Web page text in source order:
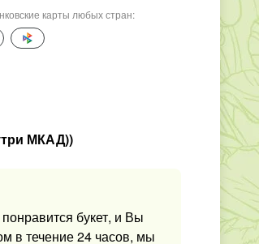
карты любых стран:
МКАД))
букет, и Вы
в течение 24 часов, мы